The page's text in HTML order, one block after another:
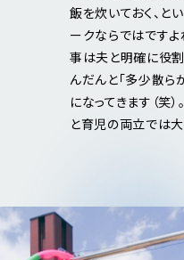
飯を炊いておく、と
ークならではですよ
事は夫と明確に役割
んだんと「多少散ら
になってきます（笑
と育児の両立では